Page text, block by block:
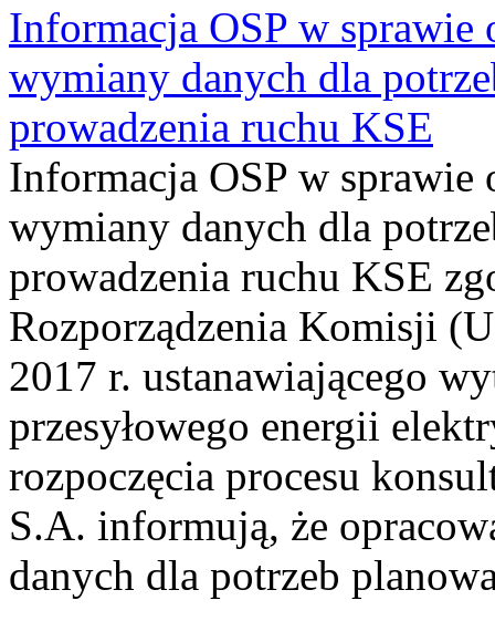
Informacja OSP w sprawie
wymiany danych dla
prowadzenia ruchu KSE
Informacja OSP w sprawie
wymiany danych dla
prowadzenia ruchu KSE
Rozporządzenia Komisji
2017 r. ustanawiającego
przesyłowego energii
rozpoczęcia procesu
S.A. informują, że
danych dla potrzeb